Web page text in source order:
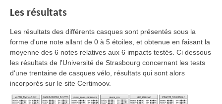
Les résultats
Les résultats des différents casques sont présentés sous la
forme d'une note allant de 0 à 5 étoiles, et obtenue en faisant la
moyenne des 6 notes relatives aux 6 impacts testés. Ci dessous
les résultats de l'Université de Strasbourg concernant les tests
d'une trentaine de casques vélo, résultats qui sont alors
incorporés sur le site Certimoov.